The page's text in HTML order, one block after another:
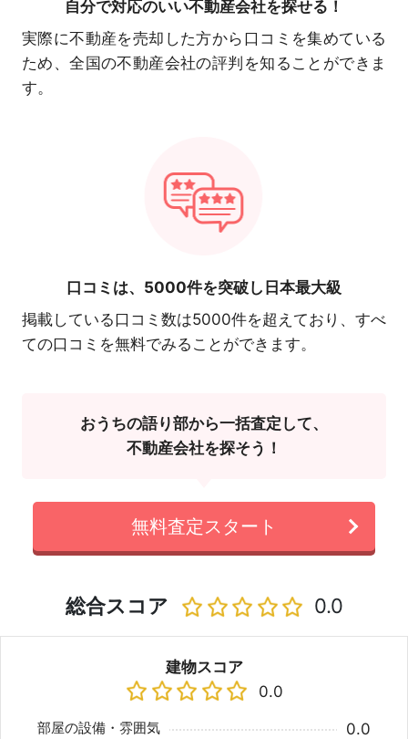
自分で対応のいい不動産会社を探せる！
実際に不動産を売却した方から口コミを集めている
ため、全国の不動産会社の評判を知ることができま
す。
口コミは、 5000件を突破し日本最大級
掲載している口コミ数は5000件を超えており、すべ
ての口コミを無料でみることができます。
おうちの語り部から一括査定して、
不動産会社を探そう！
無料査定スタート
総合スコア 0.0
建物スコア
0.0
部屋の設備・雰囲気 0.0